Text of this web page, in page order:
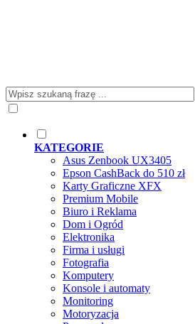
KATEGORIE
Asus Zenbook UX3405
Epson CashBack do 510 zł
Karty Graficzne XFX
Premium Mobile
Biuro i Reklama
Dom i Ogród
Elektronika
Firma i usługi
Fotografia
Komputery
Konsole i automaty
Monitoring
Motoryzacja